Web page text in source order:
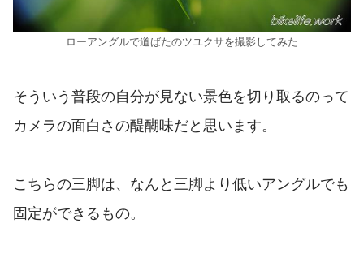
ローアングルで道ばたのツユクサを撮影してみた
そういう普段の自分が見ない景色を切り取るのって
カメラの面白さの醍醐味だと思います。
こちらの三脚は、なんと三脚より低いアングルでも
固定ができるもの。